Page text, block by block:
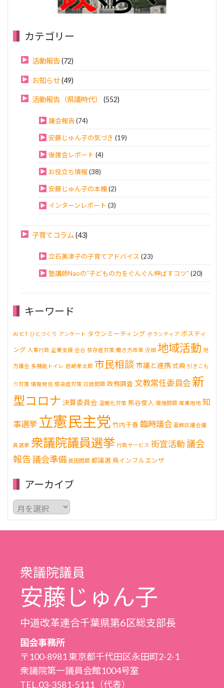
カテゴリー
活動報告(72)
お知らせ(49)
活動報告（県議時代） (552)
議会報告(74)
安藤じゅん子の気づき (19)
後援会レポート (4)
お役立ち情報(38)
安藤じゅん子の本棚(2)
インターンレポート (3)
子育てコラム (43)
立石美津子の子育てアドバイス (23)
塾講師Naoの“子どもの力をぐんぐん伸ばすコツ” (20)
キーワード
AI ICT ひとづくり アンケート タウンミーティング ボランティア ポスティ
ング 人事行政 企業支援 会合 依存症対策 働き方改革 児相 地域活動 地
方議会 多機能トイレ 岩崎孝太郎 市民相談 市議と連携 式典 引きこも
り対策 情報発信 感染症対策 拉致問題 政務調査 文教常任委員会 新
型コロナ 決算委員会 温暖化対策 熊谷俊人 環境問題 産業用地 知
事選挙 立憲民主党 竹内千春 臨時議会 葛飾区議会議
員選挙 衆議院議員選挙 行政サービス 街宣活動 議会
報告議会準備 貧困問題 都議選 鳥インフルエンザ
アーカイブ
ア
ー
カ
イ
衆議院議員
安藤じゅん子
中道改革連合千葉県第6区総支部長
国会事務所
〒100-8981 東京都千代田区永田町2-2-1
衆議院第一議員会館1004号室
TEL.03-3581-5111（代表）